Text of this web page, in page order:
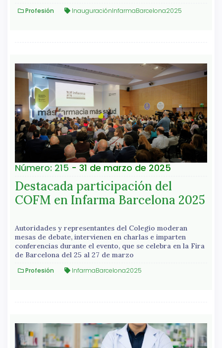
Profesión InauguraciónInfarmaBarcelona2025
Número: 215 - 31 de marzo de 2025
Destacada participación del
COFM en Infarma Barcelona 2025
Autoridades y representantes del Colegio moderan
mesas de debate, intervienen en charlas e imparten
conferencias durante el evento, que se celebra en la Fira
de Barcelona del 25 al 27 de marzo
Profesión InfarmaBarcelona2025